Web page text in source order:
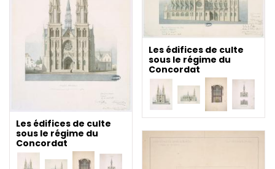
Les édifices de culte
sous le régime du
Concordat
Les édifices de culte
sous le régime du
Concordat